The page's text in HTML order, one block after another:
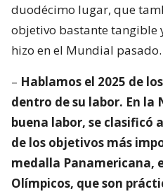
duodécimo lugar, que
objetivo bastante tangible
hizo en el Mundial pasado.
– Hablamos el 2025 de
dentro de su labor. En la
buena labor, se clasificó
de los objetivos más
medalla Panamericana,
Olímpicos, que son